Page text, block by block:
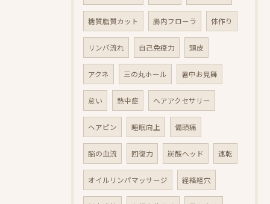
糖質脂質カット 腸内フローラ 体作り
リンパ流れ 自己免疫力 頭皮
アクネ 三の丸ホール 暑中お見舞
怠い 熱中症 ヘアアクセサリー
ヘアピン 睡眠向上 偏頭痛
脳の血流 回復力 炭酸ヘッド 速乾
オイルリンパマッサージ 経絡経穴